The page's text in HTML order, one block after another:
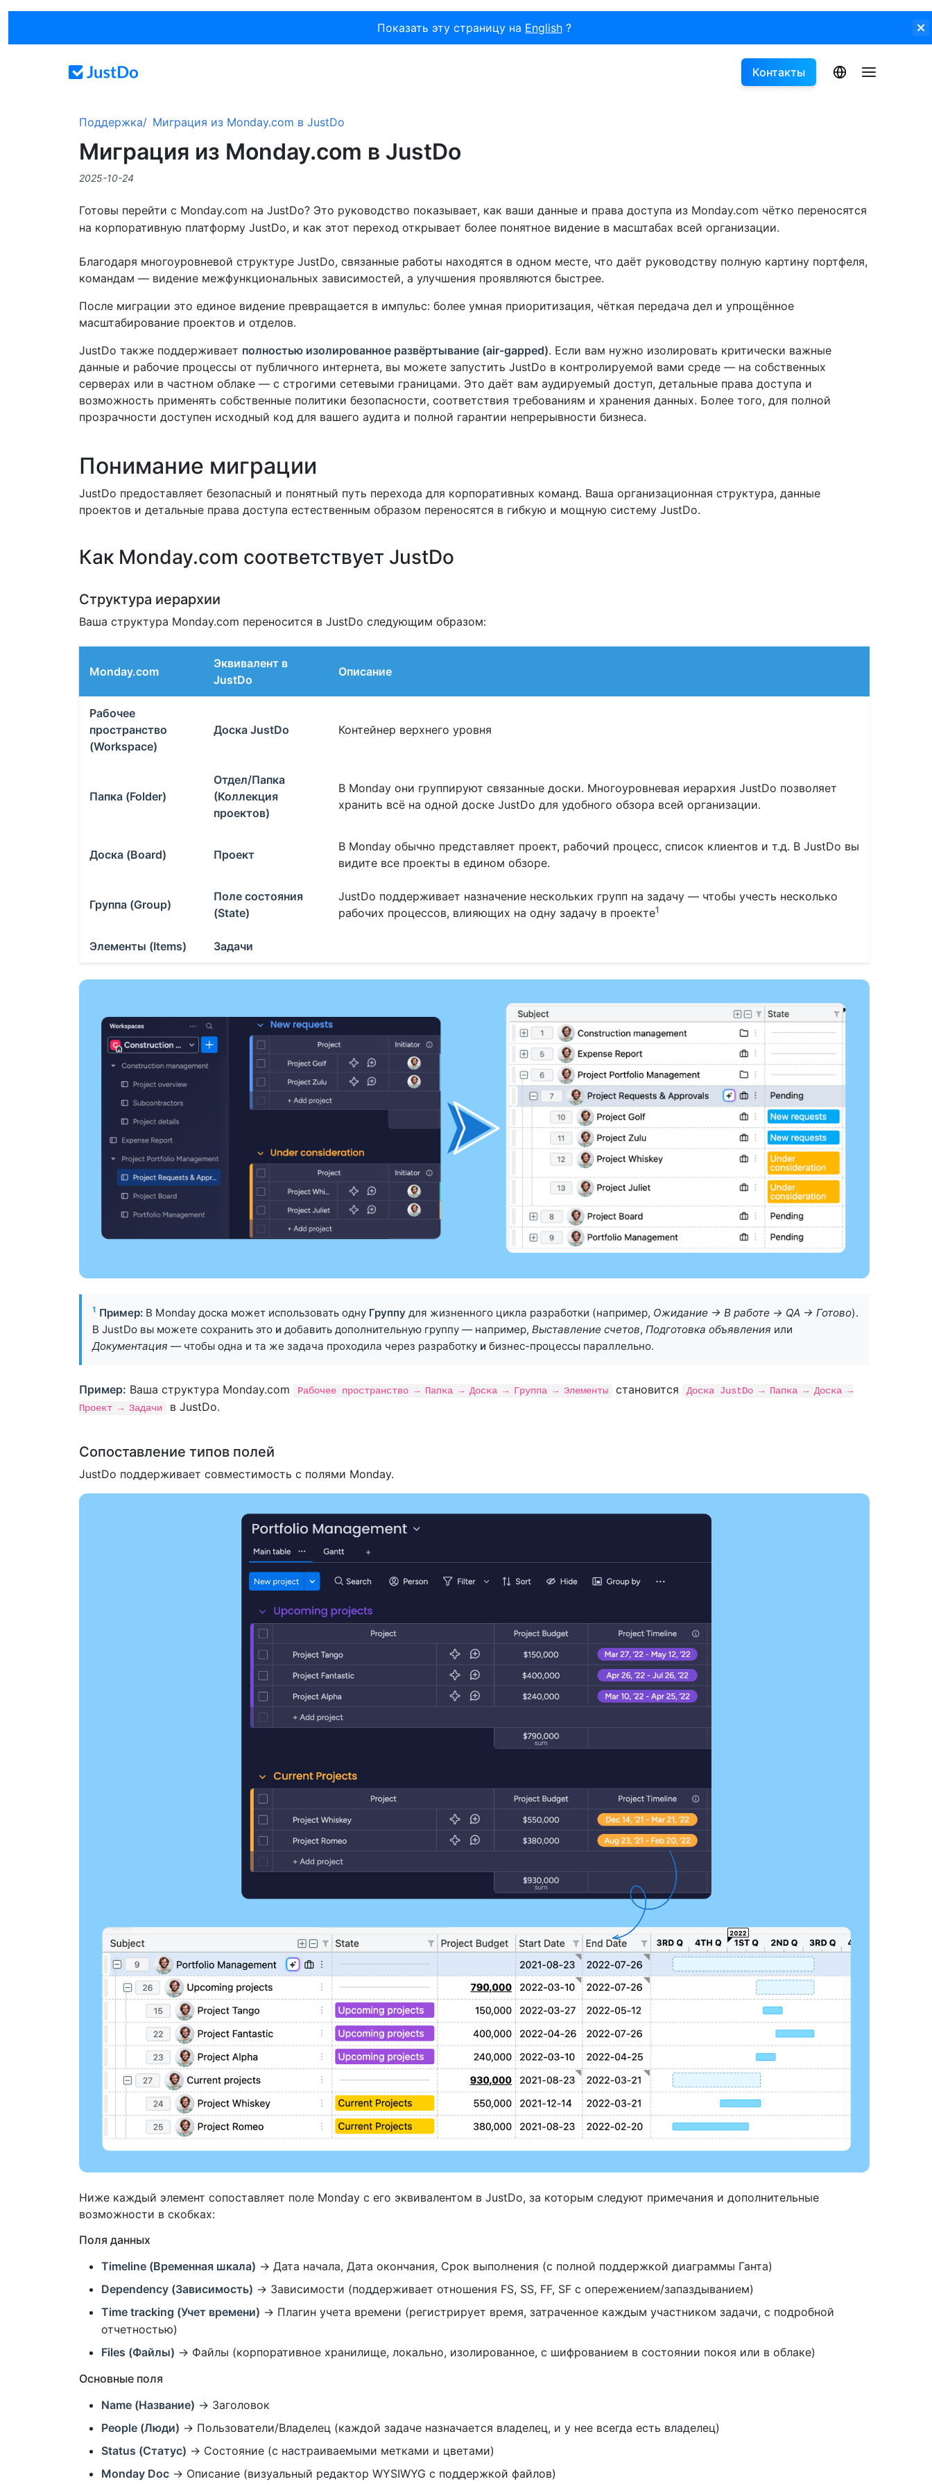
Показать эту страницу на English ?
Контакты
Поддержка Миграция из Monday.com в JustDo
Миграция из Monday.com в JustDo
2025-10-24
Готовы перейти с Monday.com на JustDo? Это руководство показывает, как ваши данные и права доступа из Monday.com чётко переносятся
на корпоративную платформу JustDo, и как этот переход открывает более понятное видение в масштабах всей организации.
Благодаря многоуровневой структуре JustDo, связанные работы находятся в одном месте, что даёт руководству полную картину портфеля,
командам — видение межфункциональных зависимостей, а улучшения проявляются быстрее.
После миграции это единое видение превращается в импульс: более умная приоритизация, чёткая передача дел и упрощённое
масштабирование проектов и отделов.
JustDo также поддерживает полностью изолированное развёртывание (air-gapped). Если вам нужно изолировать критически важные
данные и рабочие процессы от публичного интернета, вы можете запустить JustDo в контролируемой вами среде — на собственных
серверах или в частном облаке — с строгими сетевыми границами. Это даёт вам аудируемый доступ, детальные права доступа и
возможность применять собственные политики безопасности, соответствия требованиям и хранения данных. Более того, для полной
прозрачности доступен исходный код для вашего аудита и полной гарантии непрерывности бизнеса.
Понимание миграции
JustDo предоставляет безопасный и понятный путь перехода для корпоративных команд. Ваша организационная структура, данные
проектов и детальные права доступа естественным образом переносятся в гибкую и мощную систему JustDo.
Как Monday.com соответствует JustDo
Структура иерархии
Ваша структура Monday.com переносится в JustDo следующим образом:
Monday.com
Эквивалент в
JustDo
Описание
Рабочее
пространство
(Workspace)
Доска JustDo Контейнер верхнего уровня
Папка (Folder)
Отдел/Папка
(Коллекция
проектов)
В Monday они группируют связанные доски. Многоуровневая иерархия JustDo позволяет
хранить всё на одной доске JustDo для удобного обзора всей организации.
Доска (Board) Проект
В Monday обычно представляет проект, рабочий процесс, список клиентов и т.д. В JustDo вы
видите все проекты в едином обзоре.
Группа (Group)
Поле состояния
(State)
JustDo поддерживает назначение нескольких групп на задачу — чтобы учесть несколько
рабочих процессов, влияющих на одну задачу в проекте1
Элементы (Items) Задачи
1 Пример: В Monday доска может использовать одну Группу для жизненного цикла разработки (например, Ожидание → В работе → QA → Готово).
В JustDo вы можете сохранить это и добавить дополнительную группу — например, Выставление счетов, Подготовка объявления или
Документация — чтобы одна и та же задача проходила через разработку и бизнес-процессы параллельно.
Пример: Ваша структура Monday.com Рабочее пространство → Папка → Доска → Группа → Элементы становится
Доска JustDo → Папка → Доска →
Проект → Задачи
в JustDo.
Сопоставление типов полей
JustDo поддерживает совместимость с полями Monday.
Ниже каждый элемент сопоставляет поле Monday с его эквивалентом в JustDo, за которым следуют примечания и дополнительные
возможности в скобках:
Поля данных
Timeline (Временная шкала) → Дата начала, Дата окончания, Срок выполнения (с полной поддержкой диаграммы Ганта)
Dependency (Зависимость) → Зависимости (поддерживает отношения FS, SS, FF, SF с опережением/запаздыванием)
Time tracking (Учет времени) → Плагин учета времени (регистрирует время, затраченное каждым участником задачи, с подробной
отчетностью)
Files (Файлы) → Файлы (корпоративное хранилище, локально, изолированное, с шифрованием в состоянии покоя или в облаке)
Основные поля
Name (Название) → Заголовок
People (Люди) → Пользователи/Владелец (каждой задаче назначается владелец, и у нее всегда есть владелец)
Status (Статус) → Состояние (с настраиваемыми метками и цветами)
Monday Doc → Описание (визуальный редактор WYSIWYG с поддержкой файлов)